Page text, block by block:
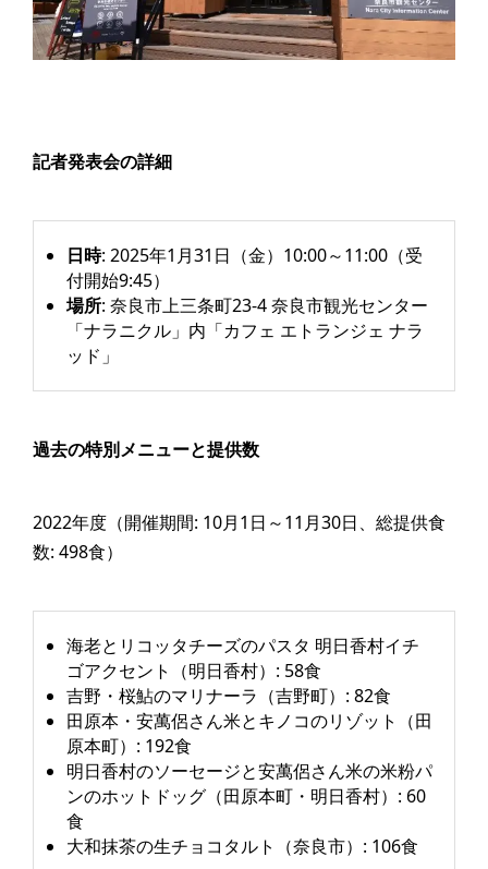
記者発表会の詳細
日時: 2025年1月31日（金）10:00～11:00（受
付開始9:45）
場所: 奈良市上三条町23-4 奈良市観光センター
「ナラニクル」内「カフェ エトランジェ ナラ
ッド」
過去の特別メニューと提供数
2022年度（開催期間: 10月1日～11月30日、総提供食
数: 498食）
海老とリコッタチーズのパスタ 明日香村イチ
ゴアクセント（明日香村）: 58食
吉野・桜鮎のマリナーラ（吉野町）: 82食
田原本・安萬侶さん米とキノコのリゾット（田
原本町）: 192食
明日香村のソーセージと安萬侶さん米の米粉パ
ンのホットドッグ（田原本町・明日香村）: 60
食
大和抹茶の生チョコタルト（奈良市）: 106食